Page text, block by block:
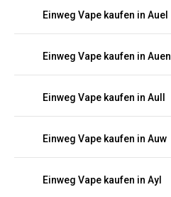
Einweg Vape kaufen in Auel
Einweg Vape kaufen in Auen
Einweg Vape kaufen in Aull
Einweg Vape kaufen in Auw
Einweg Vape kaufen in Ayl